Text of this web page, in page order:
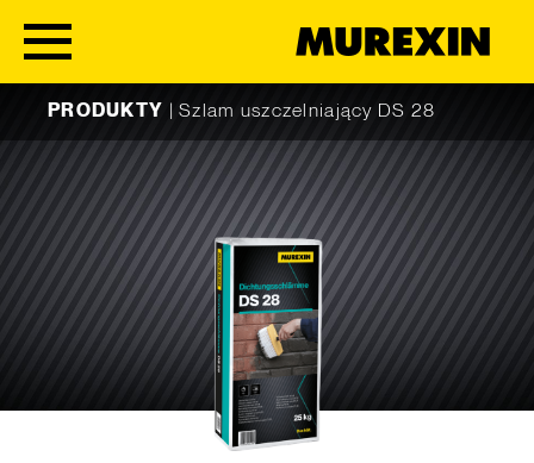
PRODUKTY
|Szlam uszczelniający DS 28